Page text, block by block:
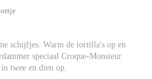
schijfjes. Warm de tortilla's op en
speciaal Croque-Monsieur
twee en dien op.